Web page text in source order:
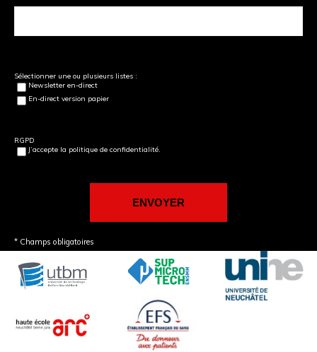
Sélectionner une ou plusieurs listes :
Newsletter en-direct
En-direct version papier
RGPD
J’accepte la politique de confidentialité.
* Champs obligatoires